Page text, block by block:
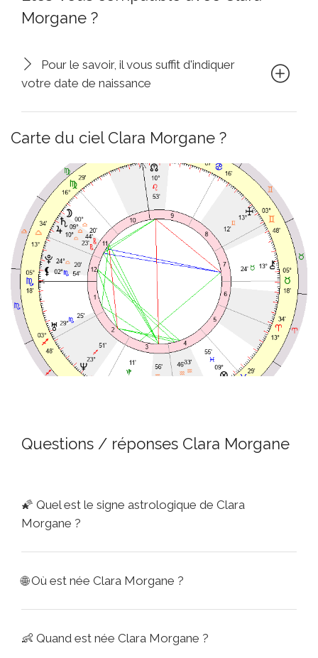
Morgane ?
Pour le savoir, il vous suffit d'indiquer
votre date de naissance
Carte du ciel Clara Morgane ?
Questions / réponses Clara Morgane
🌠 Quel est le signe astrologique de Clara
Morgane ?
🌐Où est née Clara Morgane ?
👶 Quand est née Clara Morgane ?